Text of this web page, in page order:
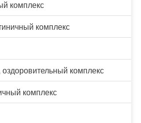
комплекс
комплекс
оздоровительный комплекс
комплекс